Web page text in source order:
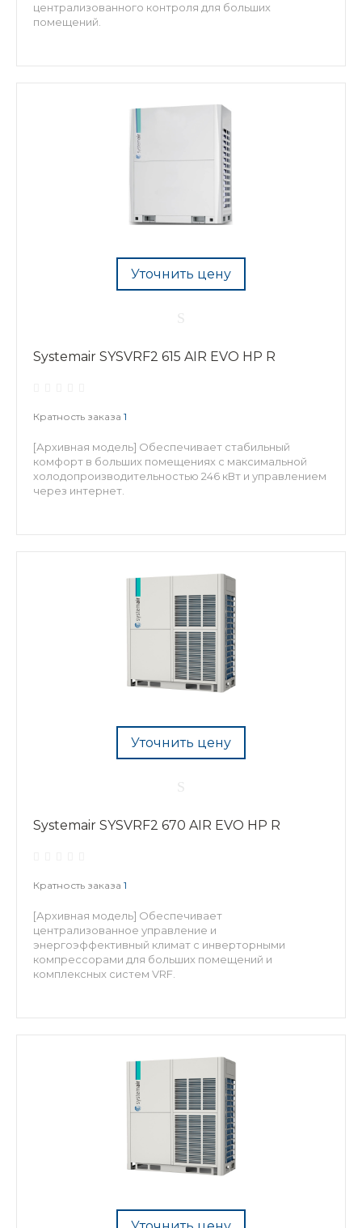
централизованного контроля для больших
помещений.
Уточнить цену
Systemair SYSVRF2 615 AIR EVO HP R
Кратность заказа 1
[Архивная модель] Обеспечивает стабильный
комфорт в больших помещениях с максимальной
холодопроизводительностью 246 кВт и управлением
через интернет.
Уточнить цену
Systemair SYSVRF2 670 AIR EVO HP R
Кратность заказа 1
[Архивная модель] Обеспечивает
централизованное управление и
энергоэффективный климат с инверторными
компрессорами для больших помещений и
комплексных систем VRF.